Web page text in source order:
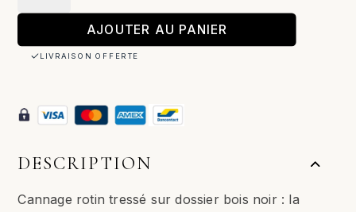
–
Chaise
AJOUTER AU PANIER
LIVRAISON OFFERTE
DESCRIPTION
Cannage rotin tressé sur dossier bois noir : la